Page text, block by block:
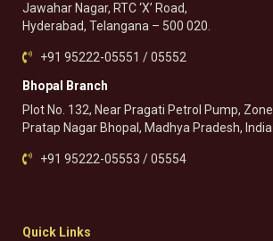
Jawahar Nagar, RTC ‘X’ Road,
Hyderabad, Telangana – 500 020.
+91 95222-05551 / 05552
Bhopal Branch
Plot No. 132, Near Pragati Petrol Pump,
Pratap Nagar Bhopal, Madhya Pradesh,
+91 95222-05553 / 05554
Quick Links